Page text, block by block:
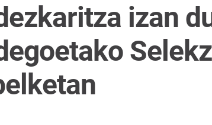
izan